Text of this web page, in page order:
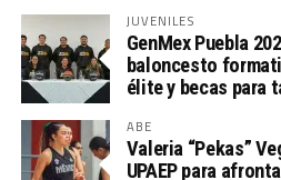
JUVENILES
GenMex Puebla
baloncesto
élite y becas para
ABE
Valeria “Pekas”
UPAEP para